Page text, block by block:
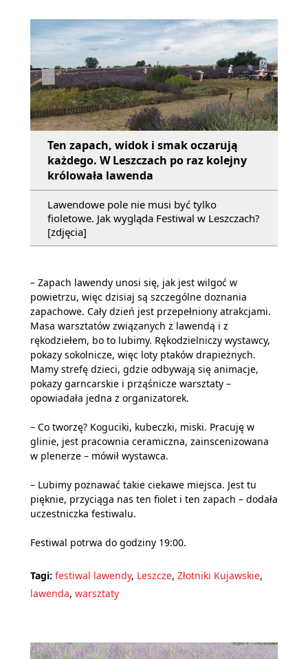
Ten zapach, widok i smak oczarują
każdego. W Leszczach po raz kolejny
królowała lawenda
Lawendowe pole nie musi być tylko
fioletowe. Jak wygląda Festiwal w Leszczach?
[zdjęcia]
– Zapach lawendy unosi się, jak jest wilgoć w
powietrzu, więc dzisiaj są szczególne doznania
zapachowe. Cały dzień jest przepełniony atrakcjami.
Masa warsztatów związanych z lawendą i z
rękodziełem, bo to lubimy. Rękodzielniczy wystawcy,
pokazy sokolnicze, więc loty ptaków drapieżnych.
Mamy strefę dzieci, gdzie odbywają się animacje,
pokazy garncarskie i prząśnicze warsztaty –
opowiadała jedna z organizatorek.
– Co tworzę? Koguciki, kubeczki, miski. Pracuję w
glinie, jest pracownia ceramiczna, zainscenizowana
w plenerze – mówił wystawca.
– Lubimy poznawać takie ciekawe miejsca. Jest tu
pięknie, przyciąga nas ten fiolet i ten zapach – dodała
uczestniczka festiwalu.
Festiwal potrwa do godziny 19:00.
Tagi: festiwal lawendy, Leszcze, Złotniki Kujawskie,
lawenda, warsztaty